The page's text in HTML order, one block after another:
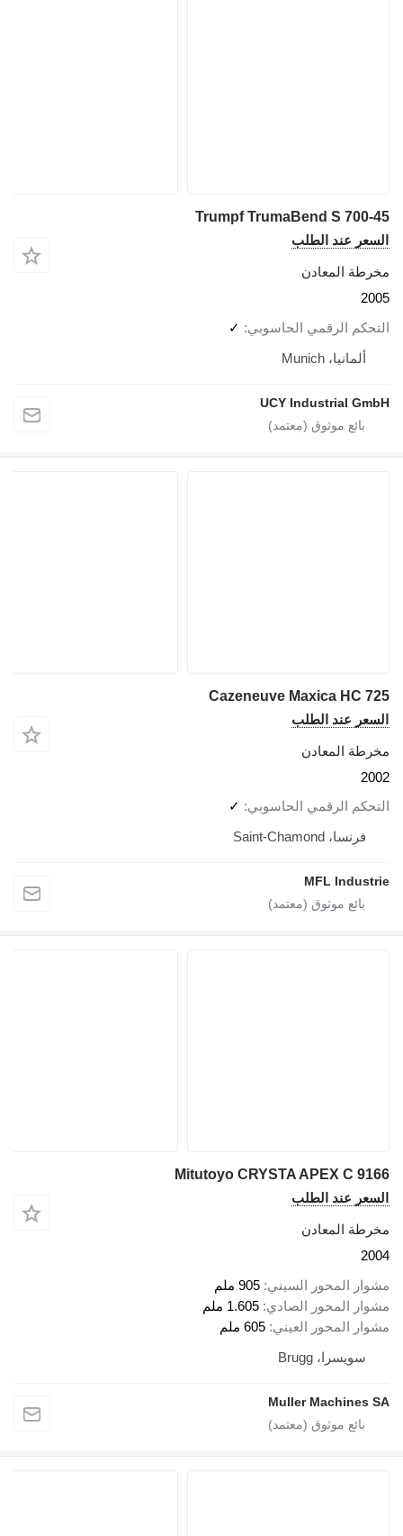
Trumpf TrumaBend S 700-45
السعر عند الطلب
مخرطة المعادن
2005
التحكم الرقمي الحاسوبي
✓
ألمانيا، Munich
UCY Industrial GmbH
Cazeneuve Maxica HC 725
السعر عند الطلب
مخرطة المعادن
2002
التحكم الرقمي الحاسوبي
✓
فرنسا، Saint-Chamond
MFL Industrie
Mitutoyo CRYSTA APEX C 9166
السعر عند الطلب
مخرطة المعادن
2004
مشوار المحور السيني 905 ملم
مشوار المحور الصادي 1.605 ملم
مشوار المحور العيني 605 ملم
سويسرا، Brugg
Muller Machines SA